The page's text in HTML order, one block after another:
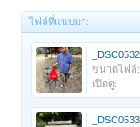
ไฟล์ที่แนบมา:
ขนาดไฟล์:
เปิดดู: